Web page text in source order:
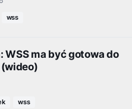
wss
WSS ma być gotowa do
wss